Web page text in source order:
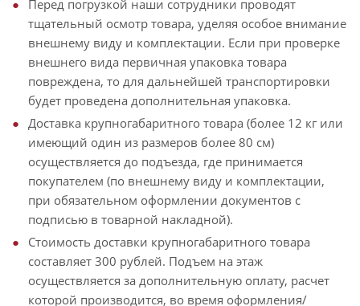
Перед погрузкой наши сотрудники проводят
тщательный осмотр товара, уделяя особое внимание
внешнему виду и комплектации. Если при проверке
внешнего вида первичная упаковка товара
повреждена, то для дальнейшей транспортировки
будет проведена дополнительная упаковка.
Доставка крупногабаритного товара (более 12 кг или
имеющий один из размеров более 80 см)
осуществляется до подъезда, где принимается
покупателем (по внешнему виду и комплектации,
при обязательном оформлении документов с
подписью в товарной накладной).
Стоимость доставки крупногабаритного товара
составляет 300 рублей. Подъем на этаж
осуществляется за дополнительную оплату, расчет
которой производится, во время оформления/